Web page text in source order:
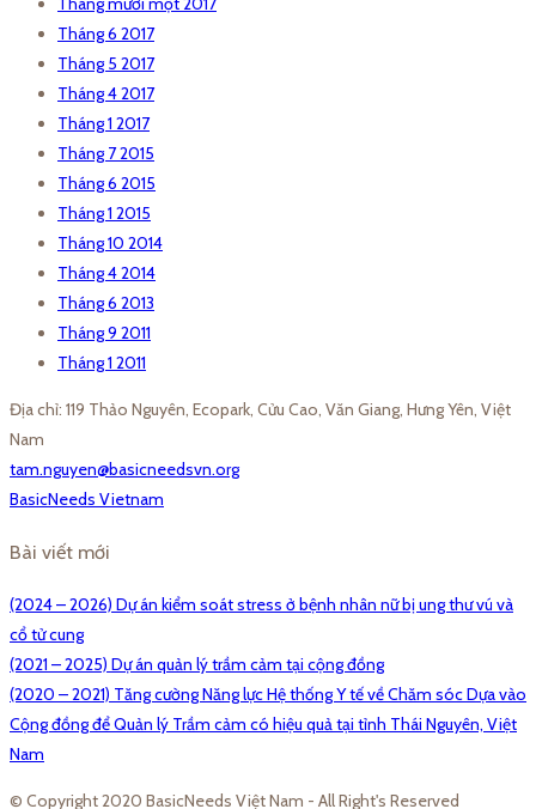
Tháng 6 2017
Tháng 5 2017
Tháng 4 2017
Tháng 1 2017
Tháng 7 2015
Tháng 6 2015
Tháng 1 2015
Tháng 10 2014
Tháng 4 2014
Tháng 6 2013
Tháng 9 2011
Tháng 1 2011
Địa chỉ: 119 Thảo Nguyên, Ecopark, Cửu Cao, Văn Giang, Hưng Yên, Việt
Nam
tam.nguyen@basicneedsvn.org
BasicNeeds Vietnam
Bài viết mới
(2024 – 2026) Dự án kiểm soát stress ở bệnh nhân nữ bị ung thư vú và
cổ tử cung
(2021 – 2025) Dự án quản lý trầm cảm tại cộng đồng
(2020 – 2021) Tăng cường Năng lực Hệ thống Y tế về Chăm sóc Dựa vào
Cộng đồng để Quản lý Trầm cảm có hiệu quả tại tỉnh Thái Nguyên, Việt
Nam
© Copyright 2020 BasicNeeds Việt Nam - All Right's Reserved